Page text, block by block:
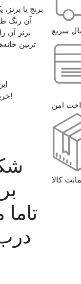
برنج یا
آن رنگ
برنز آن
تزیین
خرید اضافه شد!
درب
سریع
امن
کالا